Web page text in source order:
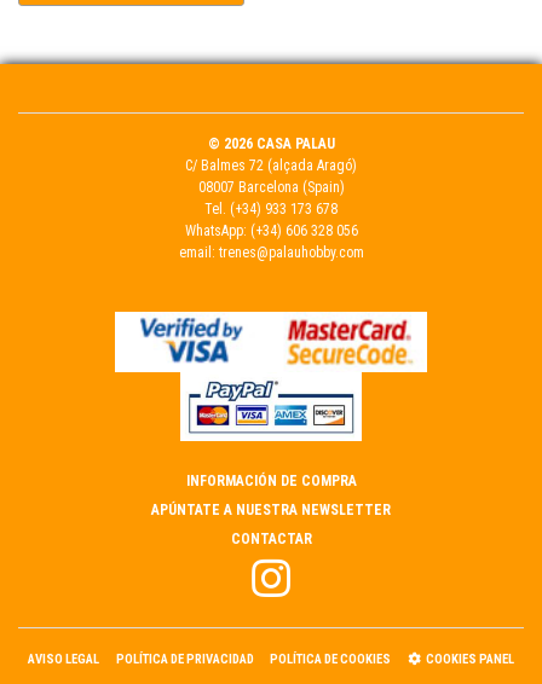
© 2026 CASA PALAU
C/ Balmes 72 (alçada Aragó)
08007 Barcelona (Spain)
Tel. (+34) 933 173 678
WhatsApp: (+34) 606 328 056
email: trenes@palauhobby.com
INFORMACIÓN DE COMPRA
APÚNTATE A NUESTRA NEWSLETTER
CONTACTAR
AVISO LEGAL POLÍTICA DE PRIVACIDAD POLÍTICA DE COOKIES COOKIES PANEL